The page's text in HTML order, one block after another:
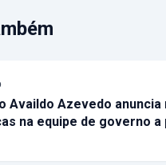
Availdo Azevedo anuncia
na equipe de governo a